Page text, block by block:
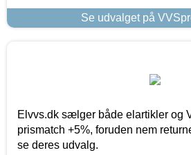
Se udvalget på
Elvvs.dk sælger både elartikler og
prismatch +5%, foruden nem
se deres udvalg.